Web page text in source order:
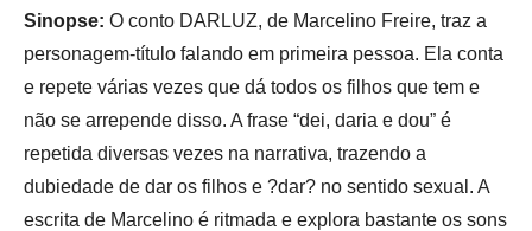
Sinopse: O conto DARLUZ, de Marcelino Freire, traz a
personagem-título falando em primeira pessoa. Ela conta
e repete várias vezes que dá todos os filhos que tem e
não se arrepende disso. A frase “dei, daria e dou” é
repetida diversas vezes na narrativa, trazendo a
dubiedade de dar os filhos e ?dar? no sentido sexual. A
escrita de Marcelino é ritmada e explora bastante os sons